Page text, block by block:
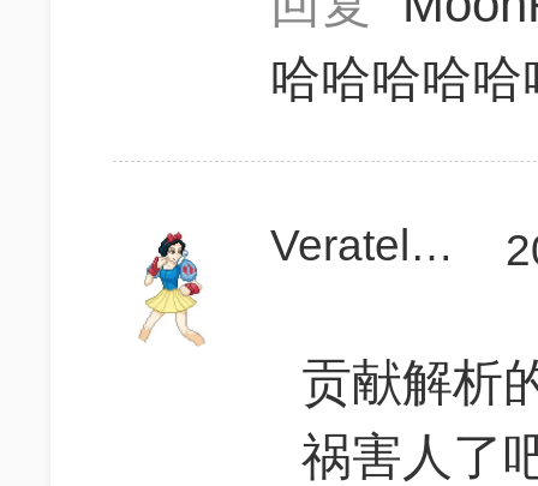
哈哈哈哈哈
Veratelunsu
贡献解析
祸害人了